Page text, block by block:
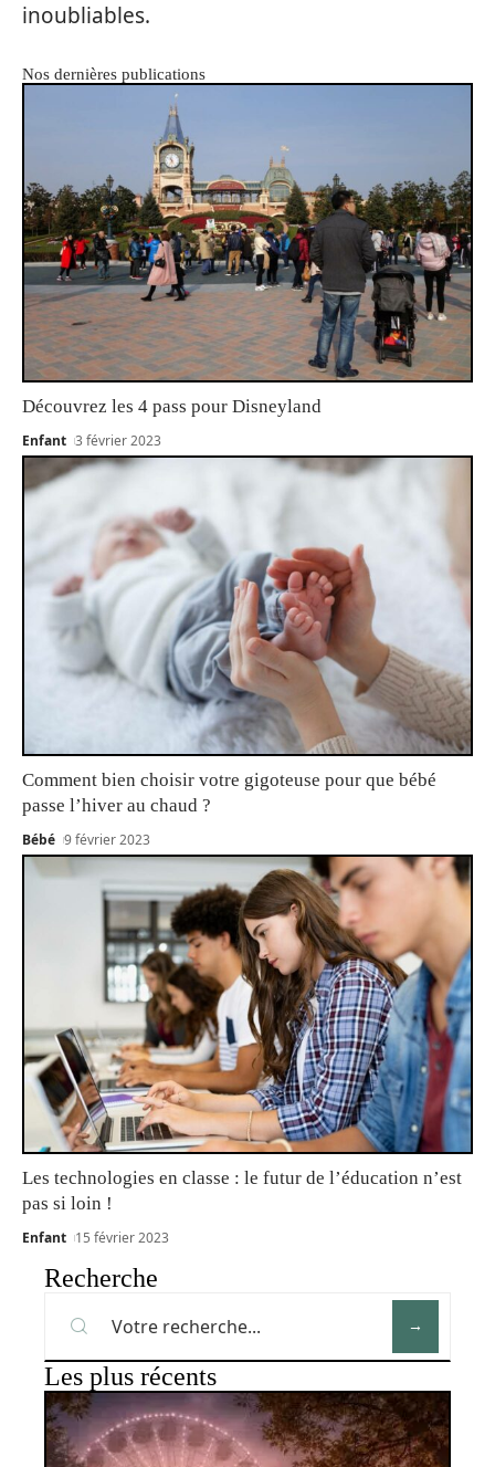
inoubliables.
Nos dernières publications
Découvrez les 4 pass pour Disneyland
Enfant 3 février 2023
Comment bien choisir votre gigoteuse pour que bébé
passe l’hiver au chaud ?
Bébé 9 février 2023
Les technologies en classe : le futur de l’éducation n’est
pas si loin !
Enfant 15 février 2023
Recherche
Les plus récents